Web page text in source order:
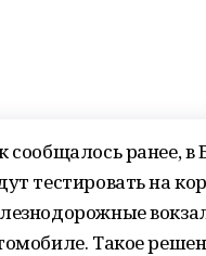
сообщалось ранее,
тестировать на
Такое